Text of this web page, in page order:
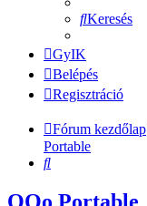
Keresés
GyIK
Belépés
Regisztráció
Fórum kezdőlap
Portable
Keresés
OOo Portable